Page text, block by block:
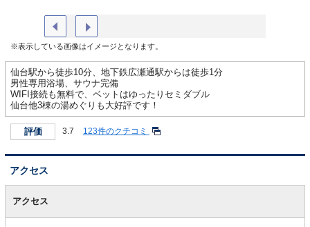
※表示している画像はイメージとなります。
仙台駅から徒歩10分、地下鉄広瀬通駅からは徒歩1分
男性専用浴場、サウナ完備
WIFI接続も無料で、ベットはゆったりセミダブル
仙台他3棟の湯めぐりも大好評です！
評価 3.7 123件のクチコミ
アクセス
アクセス